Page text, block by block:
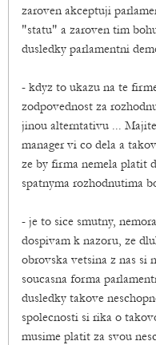
zaroven akceptuji
"statu" a zaroven tim
dusledky parlamentni
- kdyz to ukazu na te
zodpovednost za
jinou alterntativu ...
manager vi co dela a
ze by firma nemela platit
spatnyma rozhodnutima
- je to sice smutny,
dospivam k nazoru, ze
obrovska vetsina z nas si
soucasna forma
dusledky takove
spolecnosti si rika o
musime platit za svou